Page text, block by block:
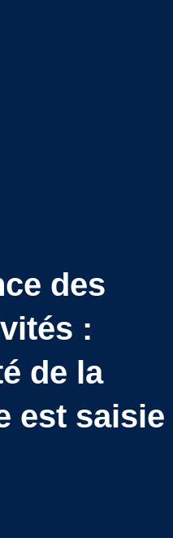
des
:
de la
est saisie